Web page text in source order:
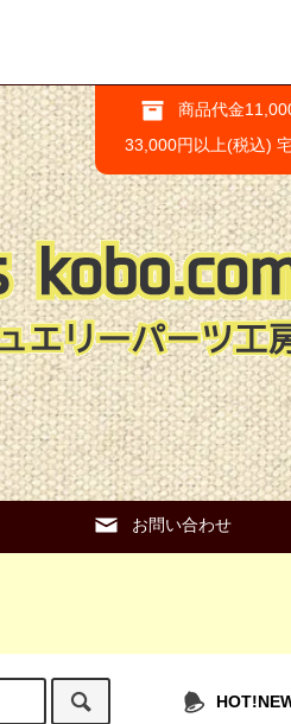
商品代金
33,000円以上(税込)
お問い合わせ